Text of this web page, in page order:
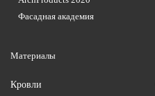
Материалы
Кровли
Фасадная академия